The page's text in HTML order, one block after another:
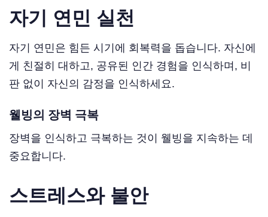
자기 연민 실천
자기 연민은 힘든 시기에 회복력을 돕습니다. 자신에
게 친절히 대하고, 공유된 인간 경험을 인식하며, 비
판 없이 자신의 감정을 인식하세요.
웰빙의 장벽 극복
장벽을 인식하고 극복하는 것이 웰빙을 지속하는 데
중요합니다.
스트레스와 불안